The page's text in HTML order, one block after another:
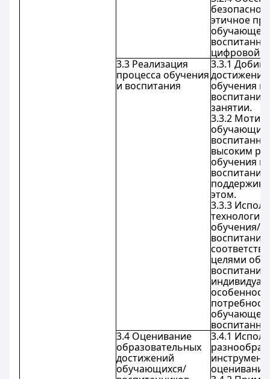
безопасное
этичное
цифровой
3.3 Реализация
процесса обучения
и воспитания
3.3.1
обучения и
занятии.
3.3.2
высоким
обучения и
воспитания
этом.
3.3.3
технологии
обучения/
воспитания
целями
воспитания
3.4 Оценивание
образовательных
достижений
обучающихся/
3.4.1